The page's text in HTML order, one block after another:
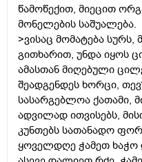
წამოწექით, მიეცით
მონელების საშუალება.
>ვისაც მომატება სურს,
გითხარით, უნდა იყოს
ამასთან მიღებული
შეადგენდეს ხორცი,
სასარგებლოა ქათამი,
ადვილად ითვისებს,
კუნთებს სათანადო
ყოველდღე ჭამეთ ხაჭო